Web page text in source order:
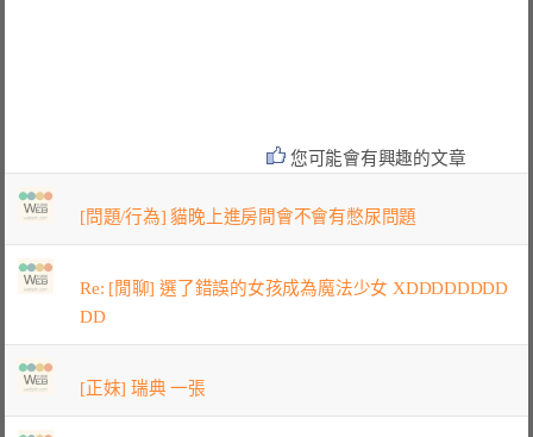
您可能會有興趣的文章
[問題/行為] 貓晚上進房間會不會有憋尿問題
Re: [閒聊] 選了錯誤的女孩成為魔法少女 XDDDDDDDD
DD
[正妹] 瑞典 一張